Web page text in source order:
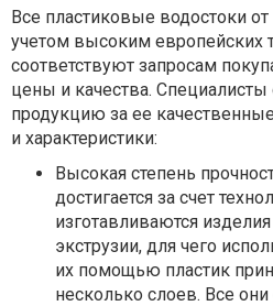
Все пластиковые водостоки
учетом высоким европейских
соответствуют запросам
цены и качества.
продукцию за ее
и характеристики:
Высокая степень
достигается за счет
изготавливаются
экструзии, для чего
их помощью пластик
несколько слоев. Все